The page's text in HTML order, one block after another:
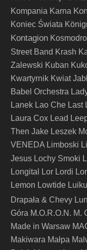
Kompania Karna
Koniec Świata
Kontagion
Street Band Krash
Zalewski Kuban
Kwartyrnik Kwiat
Babel Orchestra
Lanek Lao Che Last
Laura Cox Lead
Then Jake Leszek
VENEDA Limboski
Jesus Lochy Smoki
Longital Lor Lordi
Lemon Lowtide Luiku
Drapała & Chevy
Góra M.O.R.O.N. M.
Made in Warsaw
Makiwara Małpa